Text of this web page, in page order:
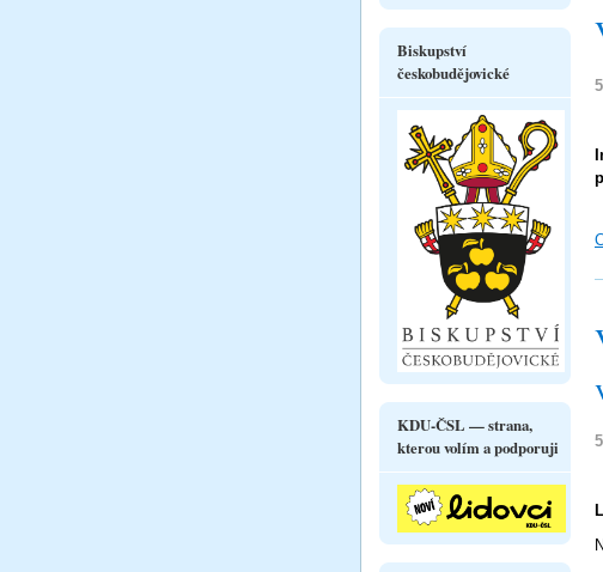
Biskupství
českobudějovické
KDU-ČSL — strana,
kterou volím a podporuji